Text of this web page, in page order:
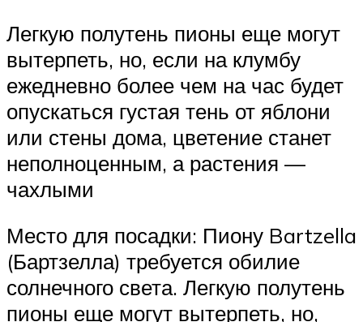
Легкую полутень пионы еще могут
вытерпеть, но, если на клумбу
ежедневно более чем на час будет
опускаться густая тень от яблони
или стены дома, цветение станет
неполноценным, а растения —
чахлыми
Место для посадки: Пиону Bartzella
(Бартзелла) требуется обилие
солнечного света. Легкую полутень
пионы еще могут вытерпеть, но,